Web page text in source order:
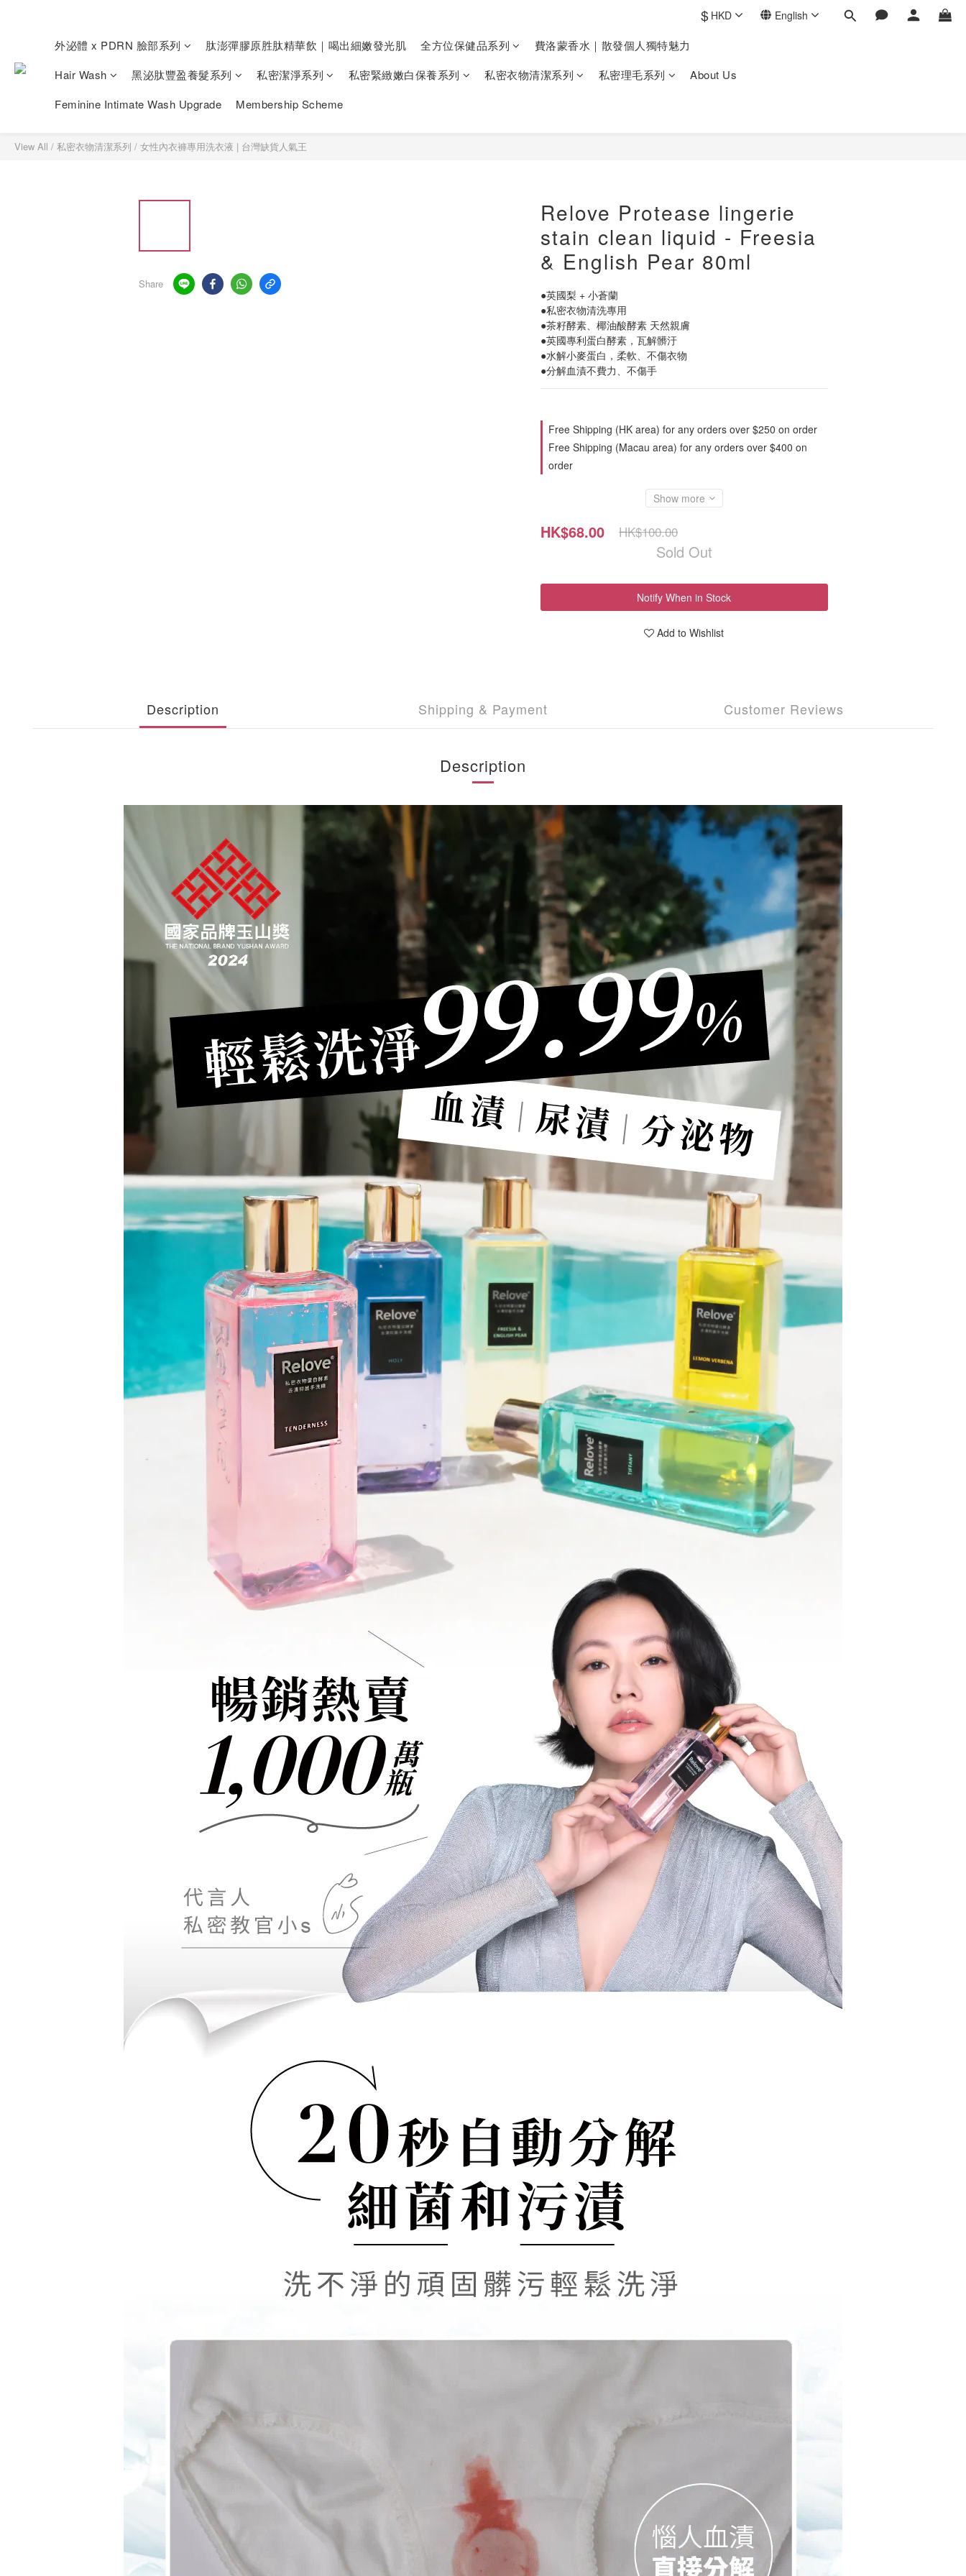
$ HKD English
外泌體 x PDRN 臉部系列 肽澎彈膠原胜肽精華飲｜喝出細嫩發光肌 全方位保健品系列
費洛蒙香水｜散發個人獨特魅力
Hair Wash
黑泌肽豐盈養髮系列 私密潔淨系列 私密緊緻嫩白保養系列 私密衣物清潔系列 私密理毛系列
About Us
Feminine Intimate Wash Upgrade
Membership Scheme
View All / 私密衣物清潔系列 / 女性內衣褲專⽤洗衣液 | 台灣缺貨人氣王
Share
Relove Protease lingerie
stain clean liquid - Freesia
& English Pear 80ml
●英國梨 + 小蒼蘭
●私密衣物清洗專用
●茶籽酵素、椰油酸酵素 天然親膚
●英國專利蛋白酵素，瓦解髒汙
●水解小麥蛋白，柔軟、不傷衣物
●分解血漬不費力、不傷手
Free Shipping (HK area) for any orders over $250 on order
Free Shipping (Macau area) for any orders over $400 on
order
Show more
HK$68.00 HK$100.00
Sold Out
Notify When in Stock
Add to Wishlist
Description Shipping & Payment Customer Reviews
Description